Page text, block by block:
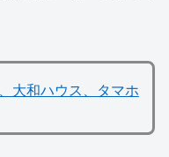
大和ハウス、タマホ